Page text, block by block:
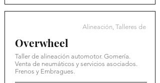
Alineación, Talleres de
Overwheel
Taller de alineación automotor. Gomería.
Venta de neumáticos y servicios asociados.
Frenos y Embragues.